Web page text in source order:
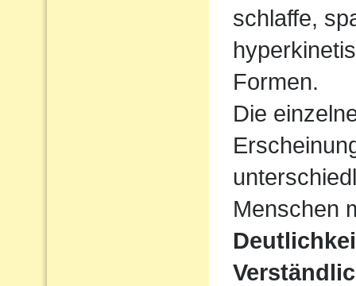
schlaffe,
Formen.
Die
Menschen